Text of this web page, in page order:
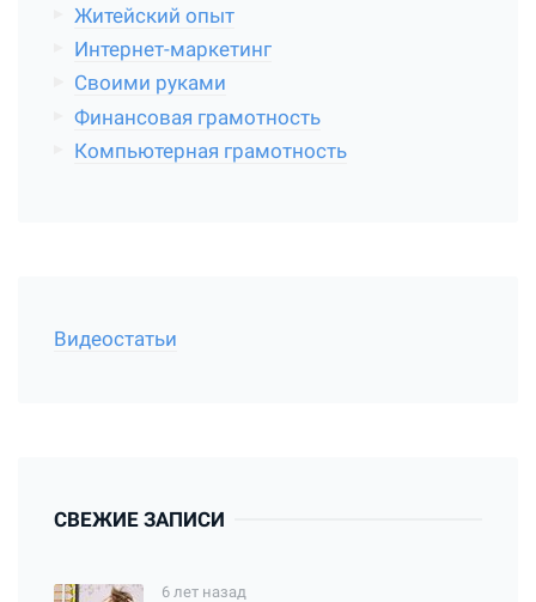
Житейский опыт
Интернет-маркетинг
Своими руками
Финансовая грамотность
Компьютерная грамотность
Видеостатьи
СВЕЖИЕ ЗАПИСИ
6 лет назад